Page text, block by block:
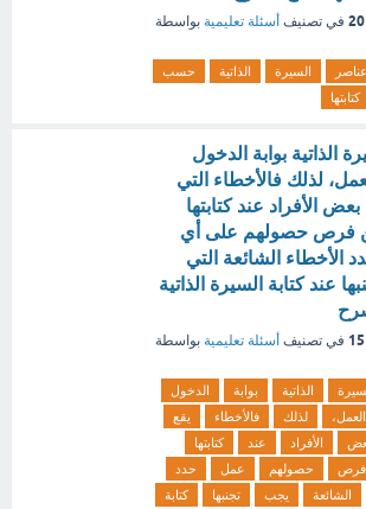
في تصنيف أسئلة تعليمية بواسطة
عناصر السيرة الذاتية
حسب
كتابتها
الذاتية بوابة الدخول
لذلك فالأخطاء التي
بعض الأفراد عند كتابتها
فرص حصولهم على أي
الأخطاء الشائعة التي
عند كتابة السيرة الذاتية
في تصنيف أسئلة تعليمية بواسطة
الذاتية بوابة
الدخول
العمل، لذلك فالأخطاء
يقع
الأفراد عند
كتابتها
فرص حصولهم عمل
حدد
الشائعة يجب تجنبها كتابة